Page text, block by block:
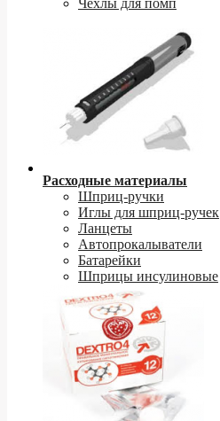
Расходные материалы
Шприц-ручки
Иглы для шприц-ручек
Ланцеты
Автопрокалыватели
Батарейки
Шприцы инсулиновые